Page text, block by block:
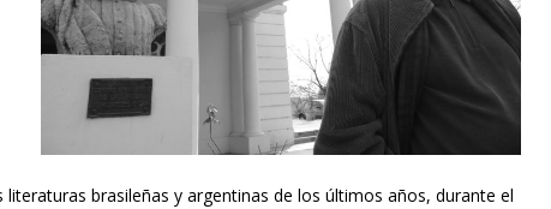
brasileñas y argentinas de los últimos años, durante el